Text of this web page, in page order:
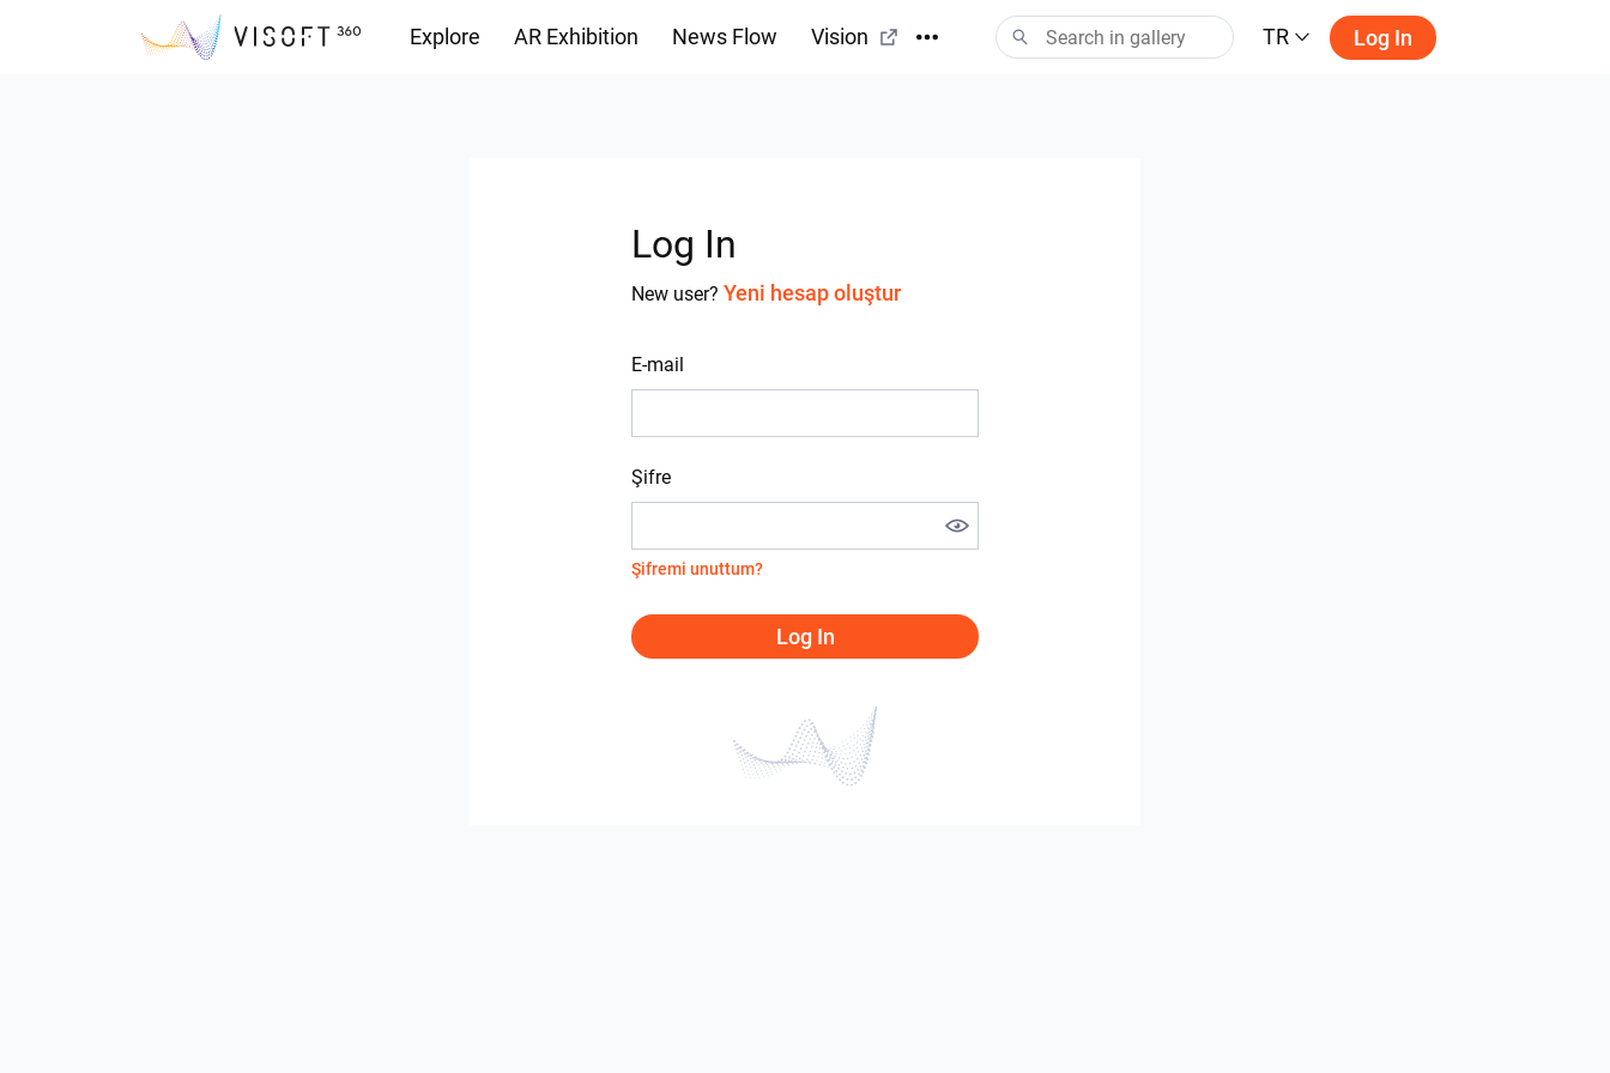
Explore AR Exhibition News Flow Vision TR Log In
Log In
New user? Yeni hesap oluştur
E-mail
Şifre
Şifremi unuttum?
Log In